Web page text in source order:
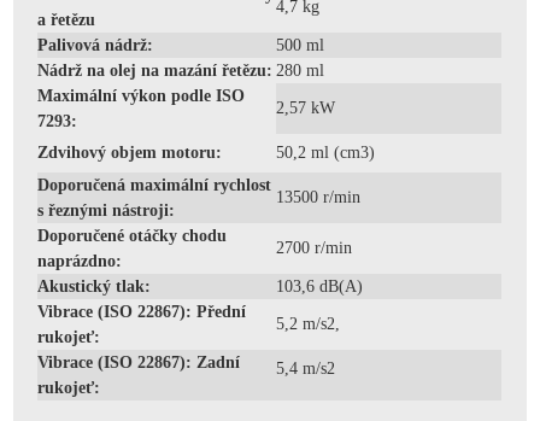
a řetězu
4,7 kg
Palivová nádrž:
500 ml
Nádrž na olej na mazání řetězu: 280 ml
Maximální výkon podle ISO
7293:
2,57 kW
Zdvihový objem motoru:
50,2 ml (cm3)
Doporučená maximální rychlost
s řeznými nástroji:
13500 r/min
Doporučené otáčky chodu
naprázdno:
2700 r/min
Akustický tlak:
103,6 dB(A)
Vibrace (ISO 22867): Přední
rukojeť:
5,2 m/s2,
Vibrace (ISO 22867): Zadní
rukojeť:
5,4 m/s2